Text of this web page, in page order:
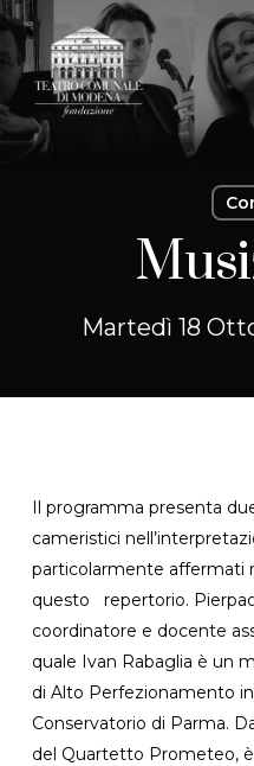
Skip
to
main
content
Martedì 18
Il programma presenta
cameristici
particolarmente affermati
questo repertorio.
coordinatore e docente
quale Ivan Rabaglia è un
di Alto Perfezionamento
Conservatorio di Parma.
del Quartetto Prometeo,